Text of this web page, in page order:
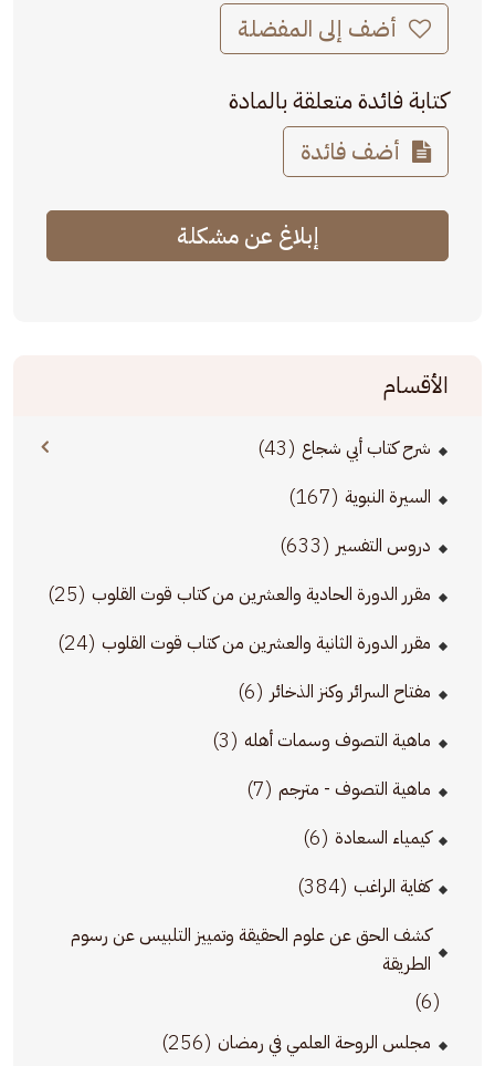
أضف إلى المفضلة
كتابة فائدة متعلقة بالمادة
أضف فائدة
إبلاغ عن مشكلة
الأقسام
شرح كتاب أبي شجاع (43)
السيرة النبوية (167)
دروس التفسير (633)
مقرر الدورة الحادية والعشرين من كتاب قوت القلوب (25)
مقرر الدورة الثانية والعشرين من كتاب قوت القلوب (24)
مفتاح السرائر وكنز الذخائر (6)
ماهية التصوف وسمات أهله (3)
ماهية التصوف - مترجم (7)
كيمياء السعادة (6)
كفاية الراغب (384)
كشف الحق عن علوم الحقيقة وتمييز التلبيس عن رسوم
الطريقة
(6)
مجلس الروحة العلمي في رمضان (256)